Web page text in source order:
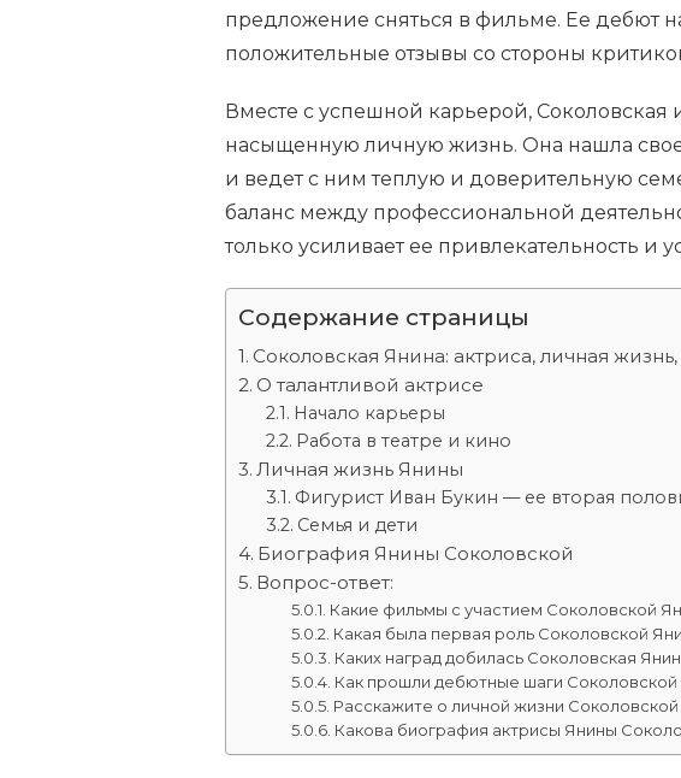
предложение сняться в фильме. Ее дебют
положительные отзывы со стороны
Вместе с успешной карьерой, Соколовская
насыщенную личную жизнь. Она нашла
и ведет с ним теплую и доверительную
баланс между профессиональной
только усиливает ее привлекательность и
Содержание страницы
Соколовская Янина: актриса, личная
О талантливой актрисе
Начало карьеры
Работа в театре и кино
Личная жизнь Янины
Фигурист Иван Букин — ее вторая
Семья и дети
Биография Янины Соколовской
Вопрос-ответ:
Какие фильмы с участием Соколовской
Какая была первая роль Соколовской
Каких наград добилась Соколовская
Как прошли дебютные шаги Соколовской
Расскажите о личной жизни Соколовской
Какова биография актрисы Янины